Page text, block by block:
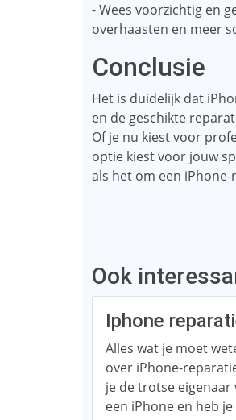
- Wees voorzichtig en
overhaasten en meer
Conclusie
Het is duidelijk dat
en de geschikte
Of je nu kiest voor
optie kiest voor jouw
als het om een
Ook
Iphone
Alles wat je moet
over iPhone-
je de trotse eigenaar
een iPhone en heb je